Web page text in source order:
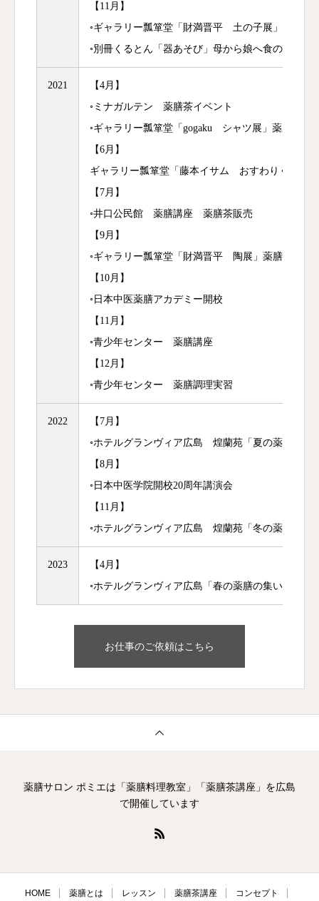
【11月】
◦ギャラリー瓢箪堂「財満晋平 土の子展」薬膳茶
◦別冊くるとん「器あそび」母から娘へ食の知恵
2021
【4月】
◦ミナガルテン 薬膳茶イベント
◦ギャラリー瓢箪堂「gogaku シャツ展」薬膳茶販
【6月】
ギャラリー瓢箪堂「藤本イサム おすわりくださ
【7月】
◦井口公民館 薬膳講座 薬膳茶販売
【9月】
◦ギャラリー瓢箪堂「財満晋平 陶展」薬膳茶販売
【10月】
◦日本中医薬膳アカデミー開校
【11月】
◦青少年センター 薬膳講座
【12月】
◦青少年センター 薬膳調理実習
2022
【7月】
◦ホテルグランヴィア広島 煌蘭苑「夏の薬膳の集
【8月】
◦日本中医学院開校20周年講演会
【11月】
◦ホテルグランヴィア広島 煌蘭苑「冬の薬膳の集
2023
【4月】
◦ホテルグランヴィア広島「春の薬膳の集い」料理
お仕事のご依頼はこちら
薬膳サロン ポミエは「薬膳料理教室」「薬膳茶講座」を広島
で開催しています
HOME 薬膳とは レッスン 薬膳茶講座 コンセプト